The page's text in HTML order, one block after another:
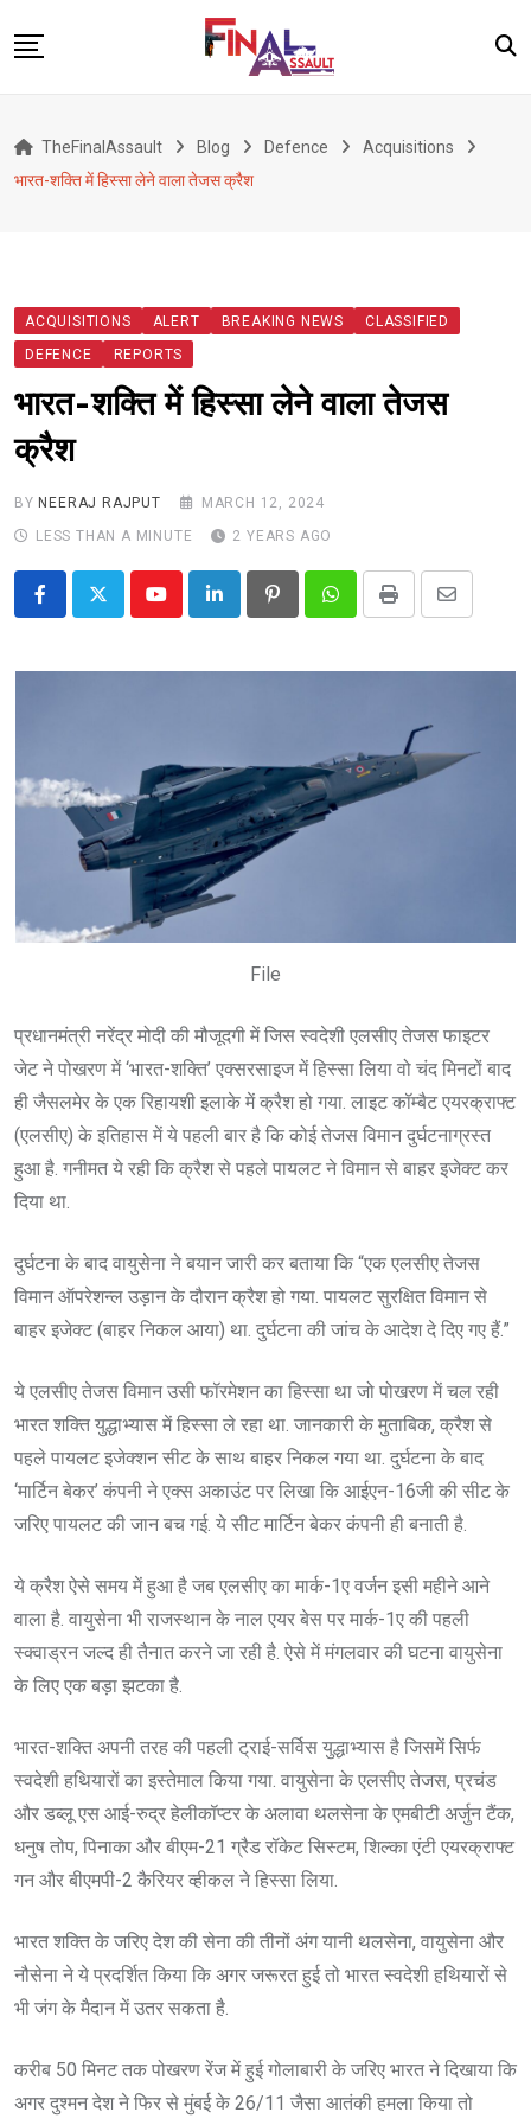
to
War
Alert
Classified
About Us
TheFinalAssault Blog Defence
Acquisitions
भारत-शक्ति में हिस्सा लेने वाला तेजस क्रैश
ACQUISITIONS ALERT BREAKING NEWS
CLASSIFIED
DEFENCE
REPORTS
भारत-शक्ति में हिस्सा लेने वाला तेजस
क्रैश
BYNEERAJ RAJPUT
MARCH 12, 2024
LESS THAN A MINUTE
2 YEARS AGO
YoutubeLinkedIn PinterestWhatsappPrint
Share
Email
File
प्रधानमंत्री नरेंद्र मोदी की मौजूदगी में जिस स्वदेशी एलसीए तेजस फाइटर
जेट ने पोखरण में ‘भारत-शक्ति’ एक्सरसाइज में हिस्सा लिया वो चंद मिनटों बाद
ही जैसलमेर के एक रिहायशी इलाके में क्रैश हो गया. लाइट कॉम्बैट एयरक्राफ्ट
(एलसीए) के इतिहास में ये पहली बार है कि कोई तेजस विमान दुर्घटनाग्रस्त
हुआ है. गनीमत ये रही कि क्रैश से पहले पायलट ने विमान से बाहर इजेक्ट कर
दिया था.
दुर्घटना के बाद वायुसेना ने बयान जारी कर बताया कि “एक एलसीए तेजस
विमान ऑपरेशन्ल उड़ान के दौरान क्रैश हो गया. पायलट सुरक्षित विमान से
बाहर इजेक्ट (बाहर निकल आया) था. दुर्घटना की जांच के आदेश दे दिए गए हैं.”
ये एलसीए तेजस विमान उसी फॉरमेशन का हिस्सा था जो पोखरण में चल रही
भारत शक्ति युद्धाभ्यास में हिस्सा ले रहा था. जानकारी के मुताबिक, क्रैश से
पहले पायलट इजेक्शन सीट के साथ बाहर निकल गया था. दुर्घटना के बाद
‘मार्टिन बेकर’ कंपनी ने एक्स अकाउंट पर लिखा कि आईएन-16जी की सीट के
जरिए पायलट की जान बच गई. ये सीट मार्टिन बेकर कंपनी ही बनाती है.
ये क्रैश ऐसे समय में हुआ है जब एलसीए का मार्क-1ए वर्जन इसी महीने आने
वाला है. वायुसेना भी राजस्थान के नाल एयर बेस पर मार्क-1ए की पहली
स्क्वाड्रन जल्द ही तैनात करने जा रही है. ऐसे में मंगलवार की घटना वायुसेना
के लिए एक बड़ा झटका है.
भारत-शक्ति अपनी तरह की पहली ट्राई-सर्विस युद्धाभ्यास है जिसमें सिर्फ
स्वदेशी हथियारों का इस्तेमाल किया गया. वायुसेना के एलसीए तेजस, प्रचंड
और डब्लू एस आई-रुद्र हेलीकॉप्टर के अलावा थलसेना के एमबीटी अर्जुन टैंक,
धनुष तोप, पिनाका और बीएम-21 ग्रैड रॉकेट सिस्टम, शिल्का एंटी एयरक्राफ्ट
गन और बीएमपी-2 कैरियर व्हीकल ने हिस्सा लिया.
भारत शक्ति के जरिए देश की सेना की तीनों अंग यानी थलसेना, वायुसेना और
नौसेना ने ये प्रदर्शित किया कि अगर जरूरत हुई तो भारत स्वदेशी हथियारों से
भी जंग के मैदान में उतर सकता है.
करीब 50 मिनट तक पोखरण रेंज में हुई गोलाबारी के जरिए भारत ने दिखाया कि
अगर दुश्मन देश ने फिर से मुंबई के 26/11 जैसा आतंकी हमला किया तो